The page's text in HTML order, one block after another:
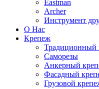
Eastman
Archer
Инструмент
О Нас
Крепеж
Традиционный
Саморезы
Анкерный
Фасадный
Грузовой